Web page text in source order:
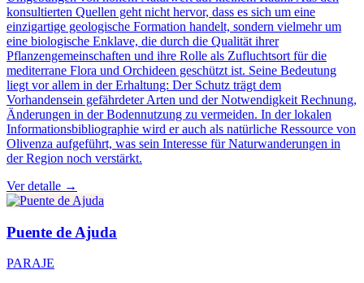
konsultierten Quellen geht nicht hervor, dass es sich um eine
einzigartige geologische Formation handelt, sondern vielmehr um
eine biologische Enklave, die durch die Qualität ihrer
Pflanzengemeinschaften und ihre Rolle als Zufluchtsort für die
mediterrane Flora und Orchideen geschützt ist. Seine Bedeutung
liegt vor allem in der Erhaltung: Der Schutz trägt dem
Vorhandensein gefährdeter Arten und der Notwendigkeit Rechnung,
Änderungen in der Bodennutzung zu vermeiden. In der lokalen
Informationsbibliographie wird er auch als natürliche Ressource von
Olivenza aufgeführt, was sein Interesse für Naturwanderungen in
der Region noch verstärkt.
Ver detalle →
Puente de Ajuda
PARAJE